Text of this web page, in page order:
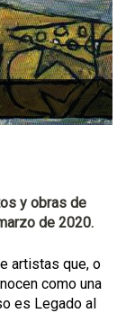
y obras de
de 2020.
artistas que, o
como una
es Legado al